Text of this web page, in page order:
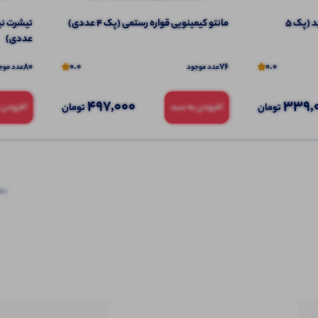
پلوشرت یقه و سر استین سفید (پک 5
0.0
تومان
مانتو کیمینویی قواره رستمی (پک 4 عددی)
76عدد موجود 0.0
افزودن به سبد 497,000تومان
عددی)
80عدد